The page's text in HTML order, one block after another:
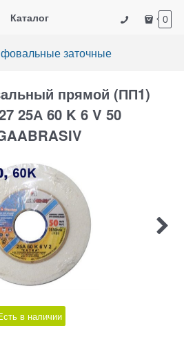
Каталог 0
заточные
прямой (ПП1)
25А 60 K 6 V 50
в наличии